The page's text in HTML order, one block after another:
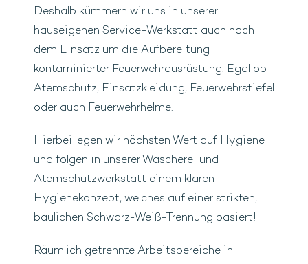
Deshalb kümmern wir uns in unserer
hauseigenen Service-Werkstatt auch nach
dem Einsatz um die Aufbereitung
kontaminierter Feuerwehrausrüstung. Egal ob
Atemschutz, Einsatzkleidung, Feuerwehrstiefel
oder auch Feuerwehrhelme.
Hierbei legen wir höchsten Wert auf Hygiene
und folgen in unserer Wäscherei und
Atemschutzwerkstatt einem klaren
Hygienekonzept, welches auf einer strikten,
baulichen Schwarz-Weiß-Trennung basiert!
Räumlich getrennte Arbeitsbereiche in